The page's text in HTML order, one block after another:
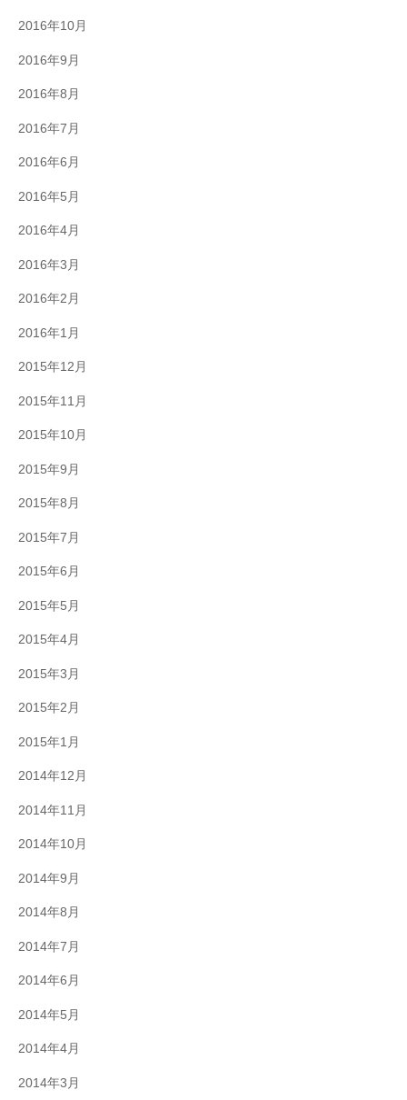
2016年10月
2016年9月
2016年8月
2016年7月
2016年6月
2016年5月
2016年4月
2016年3月
2016年2月
2016年1月
2015年12月
2015年11月
2015年10月
2015年9月
2015年8月
2015年7月
2015年6月
2015年5月
2015年4月
2015年3月
2015年2月
2015年1月
2014年12月
2014年11月
2014年10月
2014年9月
2014年8月
2014年7月
2014年6月
2014年5月
2014年4月
2014年3月